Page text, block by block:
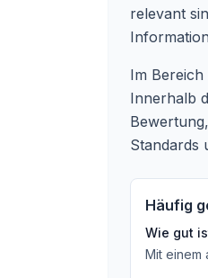
relevant
Im
Innerhalb
Standards
Häufig
Wie gut
Mit einem